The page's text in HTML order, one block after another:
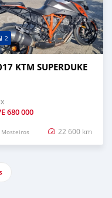
2
KTM SUPERDUKE
680 000
Mosteiros 22 600 km